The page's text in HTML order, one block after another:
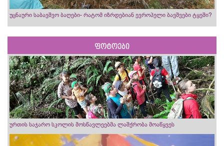
უცნაური საბავშვო ბაღები- რატომ იზრდებიან ევროპელი ბავშვები ტყეში?
ფოტოები
ურთის საჯარო სკოლის მოსწავლეებმა ლაშქრობა მოაწყვეს